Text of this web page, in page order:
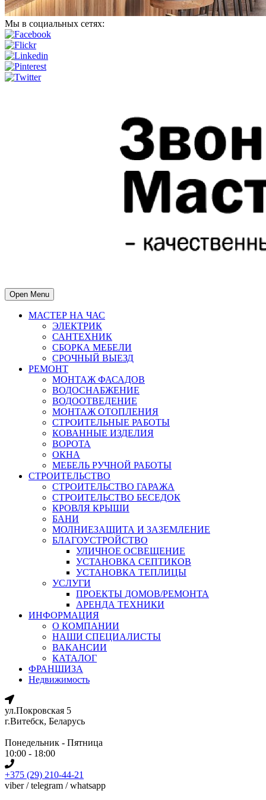
Мы в социальных сетях:
Open Menu
МАСТЕР НА ЧАС
ЭЛЕКТРИК
САНТЕХНИК
СБОРКА МЕБЕЛИ
СРОЧНЫЙ ВЫЕЗД
РЕМОНТ
МОНТАЖ ФАСАДОВ
ВОДОСНАБЖЕНИЕ
ВОДООТВЕДЕНИЕ
МОНТАЖ ОТОПЛЕНИЯ
СТРОИТЕЛЬНЫЕ РАБОТЫ
КОВАННЫЕ ИЗДЕЛИЯ
ВОРОТА
ОКНА
МЕБЕЛЬ РУЧНОЙ РАБОТЫ
СТРОИТЕЛЬСТВО
СТРОИТЕЛЬСТВО ГАРАЖА
СТРОИТЕЛЬСТВО БЕСЕДОК
КРОВЛЯ КРЫШИ
БАНИ
МОЛНИЕЗАЩИТА И ЗАЗЕМЛЕНИЕ
БЛАГОУСТРОЙСТВО
УЛИЧНОЕ ОСВЕЩЕНИЕ
УСТАНОВКА СЕПТИКОВ
УСТАНОВКА ТЕПЛИЦЫ
УСЛУГИ
ПРОЕКТЫ ДОМОВ/РЕМОНТА
АРЕНДА ТЕХНИКИ
ИНФОРМАЦИЯ
О КОМПАНИИ
НАШИ СПЕЦИАЛИСТЫ
ВАКАНСИИ
КАТАЛОГ
ФРАНШИЗА
Недвижимость
ул.Покровская 5
г.Витебск, Беларусь
Понедельник - Пятница
10:00 - 18:00
+375 (29) 210-44-21
viber / telegram / whatsapp